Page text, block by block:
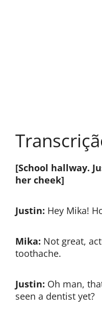
[School hallway.
her cheek]
Justin: Hey Mika!
Mika: Not great,
toothache.
Justin: Oh man,
seen a dentist yet?